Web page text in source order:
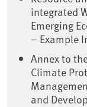
integrated
Emerging
– Example
Annex to
Climate
and